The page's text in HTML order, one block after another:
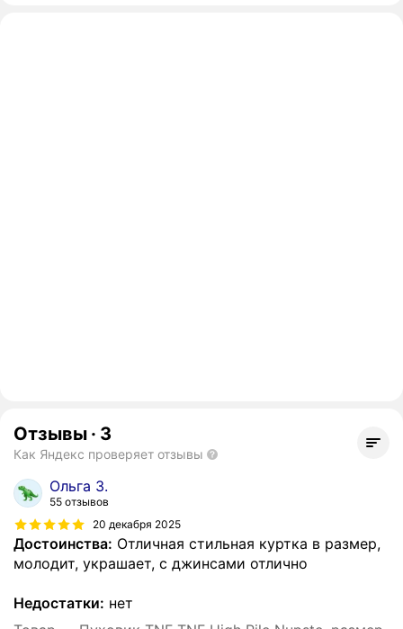
Отзывы · 3
Как Яндекс проверяет отзывы
Ольга З.
55 отзывов
20 декабря 2025
Достоинства: Отличная стильная куртка в размер,
молодит, украшает, с джинсами отлично
Недостатки: нет